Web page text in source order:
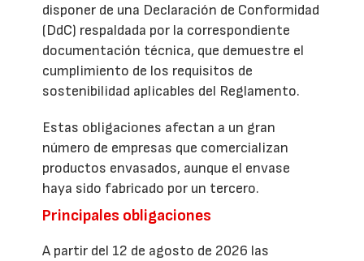
disponer de una Declaración de Conformidad
(DdC) respaldada por la correspondiente
documentación técnica, que demuestre el
cumplimiento de los requisitos de
sostenibilidad aplicables del Reglamento.
Estas obligaciones afectan a un gran
número de empresas que comercializan
productos envasados, aunque el envase
haya sido fabricado por un tercero.
Principales obligaciones
A partir del 12 de agosto de 2026 las